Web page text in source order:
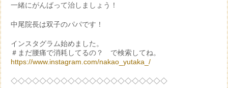
一緒にがんばって治しましょう！
中尾院長は双子のパパです！
インスタグラム始めました。
＃まだ腰痛で消耗してるの？ で検索してね。
https://www.instagram.com/nakao_yutaka_/
◇◇◇◇◇◇◇◇◇◇◇◇◇◇◇◇◇◇◇◇◇◇